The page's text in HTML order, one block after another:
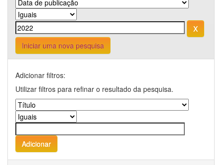
Iniciar uma nova pesquisa
Adicionar filtros:
Utilizar filtros para refinar o resultado da pesquisa.